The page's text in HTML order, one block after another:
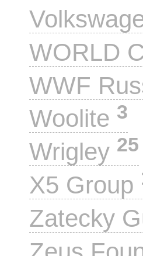
WORLD
WWF
Woolite 3
Wrigley 25
X5 Group
Zatecky